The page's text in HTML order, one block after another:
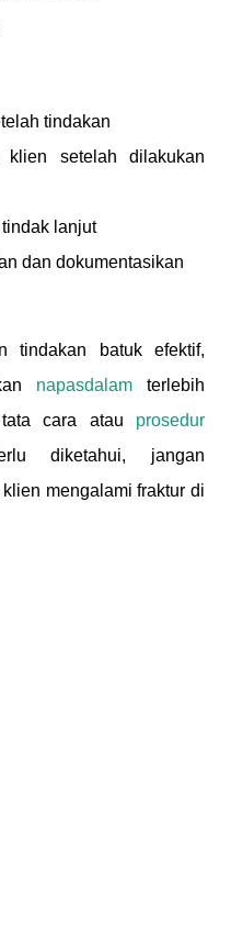
tindakan
klien setelah dilakukan
lanjut
dan dokumentasikan
tindakan batuk efektif,
napasdalam terlebih
cara atau prosedur
diketahui, jangan
mengalami fraktur di